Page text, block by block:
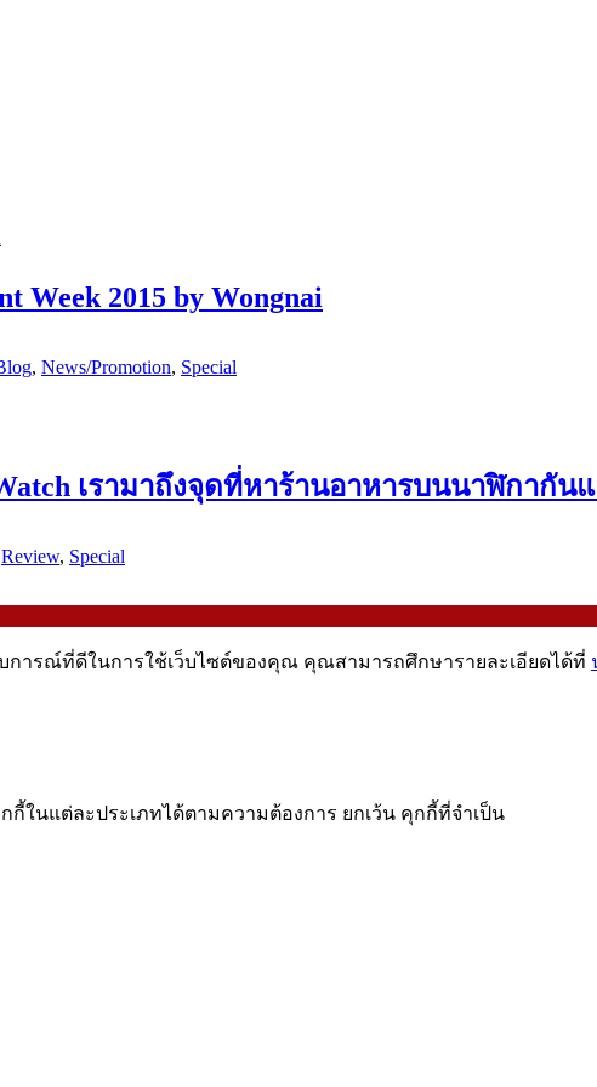
Week 2015 by Wongnai
, News/Promotion, Special
เรามาถึงจุดที่หาร้านอาหารบนนาฬิกากัน
Review, Special
ารณ์ที่ดีในการใช้เว็บไซต์ของคุณ คุณสามารถศึกษารายละเอียดได้ที่
ในแต่ละประเภทได้ตามความต้องการ ยกเว้น คุกกี้ที่จำเป็น